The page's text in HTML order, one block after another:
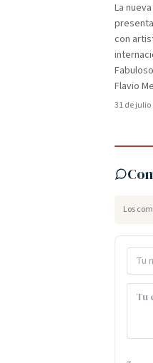
La
con
Flavio
31 de julio
Los